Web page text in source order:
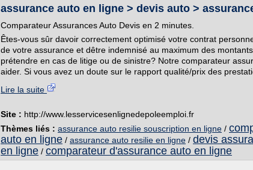
assurance auto en ligne > devis auto >
Comparateur Assurances Auto Devis en 2 minutes.
Êtes-vous sûr davoir correctement optimisé votre contrat
de votre assurance et dêtre indemnisé au maximum des
prétendre en cas de litige ou de sinistre? Notre comparateur
aider. Si vous avez un doute sur le rapport qualité/prix des
Lire la suite
Site : http://www.lesservicesenlignedepoleemploi.fr
Thèmes liés : assurance auto resilie souscription en ligne /
auto en ligne / assurance auto resilie en ligne / devis
en ligne / comparateur d'assurance auto en ligne